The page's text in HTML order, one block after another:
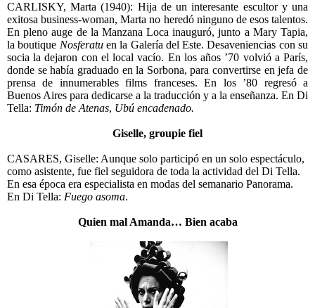
CARLISKY, Marta (1940): Hija de un interesante escultor y una
exitosa business-woman, Marta no heredó ninguno de esos talentos.
En pleno auge de la Manzana Loca inauguró, junto a Mary Tapia,
la boutique Nosferatuen la Galería del Este. Desaveniencias con su
socia la dejaron con el local vacío. En los años ’70 volvió a París,
donde se había graduado en la Sorbona, para convertirse en jefa de
prensa de innumerables films franceses. En los ’80 regresó a
Buenos Aires para dedicarse a la traducción y a la enseñanza. En Di
Tella: Timón de Atenas, Ubú encadenado.
Giselle, groupie fiel
CASARES, Giselle: Aunque solo participó en un solo espectáculo,
como asistente, fue fiel seguidora de toda la actividad del Di Tella.
En esa época era especialista en modas del semanario Panorama.
En Di Tella: Fuego asoma.
Quien mal Amanda… Bien acaba